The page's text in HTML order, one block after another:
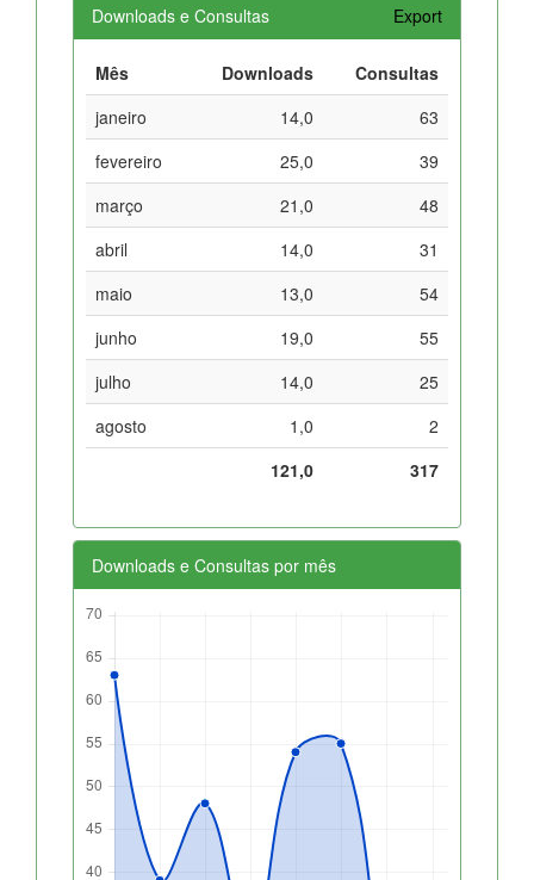
Downloads e Consultas Export
Mês Downloads
Consultas
janeiro
14,0
63
fevereiro
25,0
39
março
21,0
48
abril
14,0
31
maio
13,0
54
junho
19,0
55
julho
14,0
25
agosto
1,0
2
121,0
317
Downloads e Consultas por mês